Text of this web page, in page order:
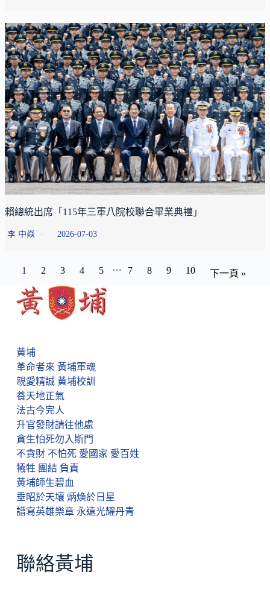
賴總統出席「115年三軍八院校聯合畢業典禮」
李 中焱 2026-07-03
1 2 3 4 5 … 7 8 9 10 下一頁 »
黃埔
革命者來 黃埔軍魂
親愛精誠 黃埔校訓
養天地正氣
法古今完人
升官發財請往他處
貪生怕死勿入斯門
不貪財 不怕死 愛國家 愛百姓
犧牲 團結 負責
黃埔師生碧血
垂昭於天壤 炳煥於日星
譜寫英雄樂章 永遠光耀丹青
聯絡黃埔